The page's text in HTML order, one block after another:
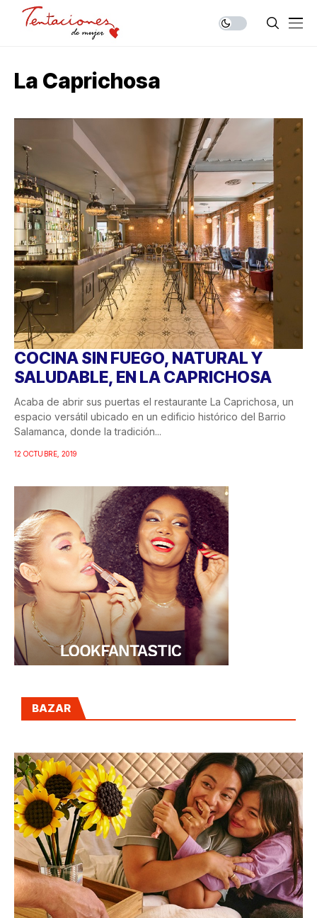
La Caprichosa
COCINA SIN FUEGO, NATURAL Y
SALUDABLE, EN LA CAPRICHOSA
Acaba de abrir sus puertas el restaurante La Caprichosa, un
espacio versátil ubicado en un edificio histórico del Barrio
Salamanca, donde la tradición...
12 OCTUBRE, 2019
BAZAR